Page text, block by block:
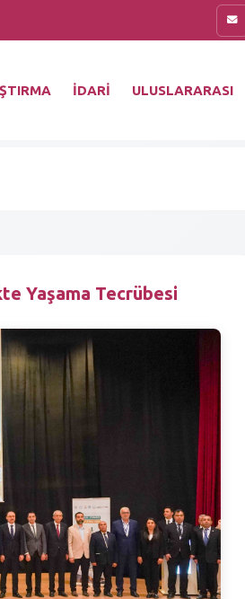
İDARİ ULUSLARARASI
Yaşama Tecrübesi